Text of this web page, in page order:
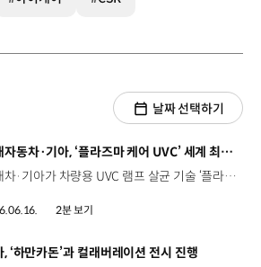
날짜 선택하기
상]
현대자동차·기아, ‘플라즈마 케어 UVC’ 세계 최초 공개
현대차·기아가 차량용 UVC 램프 살균 기술 ‘플라즈마 케어 UVC’를 세계 최초로 공개했습니다. ‘플라즈마 케어 UVC’는 살균력이 우수하고 인체에는 안전한, 200~230nm 대역의 Far-UVC(원자외선) 빛을 플라즈마 램프 방식으로 구현한 기술인데요. 강력한 살균 효과는 물론, 냄새 유발 물질도 효과적으로 제거해 차량 실내 악취를 줄이는 데 도움을 줄 수 있습니다. 특히 ‘플라즈마 케어 UVC’는 사람의 접촉이 제한된 밀폐된 공간에서 작은 물건들만 살균할 수 있었던 기존 기술의 한계를 극복하고, 세계 최초로 탑승객이 있는 차량 실내 개방 공간에서도 안전하게 사용할 수 있다는 점에서 의미가 깊습니다. 한편 현대차·기아는 ‘플라즈마 케어 UVC’의 기술적 특장점과 다양한 활용 모습을 담은 영상을 공개했는데요. 차 안에서는 수많은 일상이 펼쳐집니다. 보이진 않지만 쉽게 오염되는 차 안 고객을 지키기 위해 현대차·기아는 전에 없던 작지만 확실한 기술을 만들었습니다. 현대차·기아는 앞으로도 플라즈마 케어 UVC의 살균력 등에 대한 검증을 지속하고, 국제 안전 기준에 발맞춰 기술 고도화를 이어갈 계획입니다.
2분 보기
상]
, ‘하만카돈’과 컬래버레이션 전시 진행